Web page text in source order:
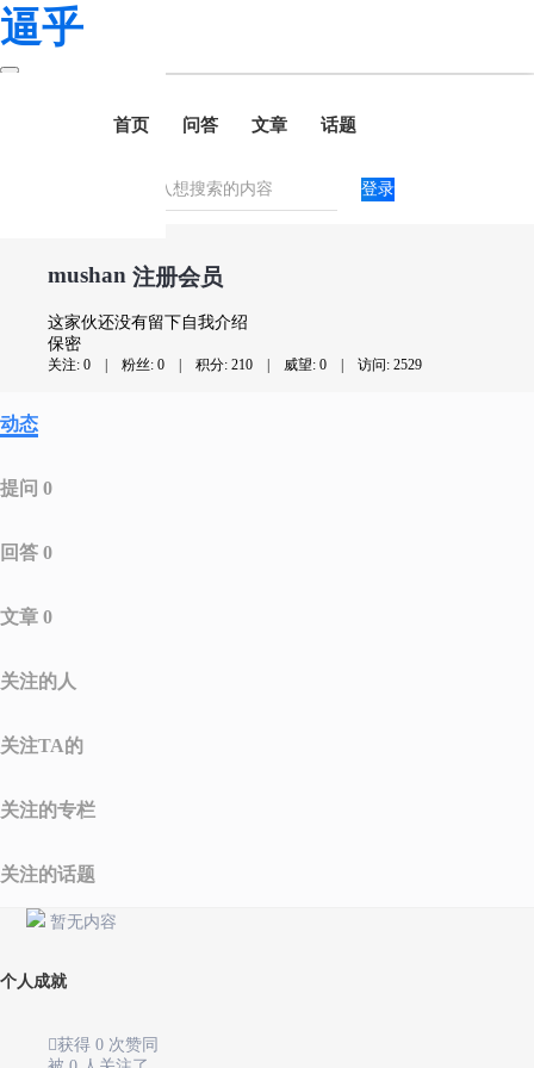
逼乎
首页 问答 文章 话题
登录
mushan 注册会员
这家伙还没有留下自我介绍
保密
关注: 0 | 粉丝: 0 | 积分: 210 | 威望: 0 | 访问: 2529
动态
提问 0
回答 0
文章 0
关注的人
关注TA的
关注的专栏
关注的话题
暂无内容
个人成就
获得 0 次赞同